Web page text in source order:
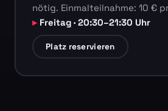
nötig. Einmalteilnahme: 10 €
Freitag · 20:30–21:30 Uhr
Platz reservieren